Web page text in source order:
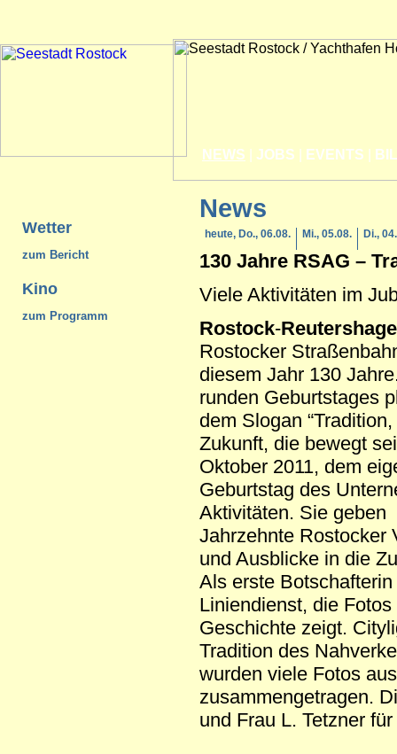
NEWS JOBS EVENTS
Wetter
zum Bericht
Kino
zum Programm
News
heute, Do., 06.08. Mi., 05.08. Di.,
130 Jahre RSAG –
Viele Aktivitäten im
Rostock-
Rostocker
diesem Jahr 130
runden Geburtstages
dem Slogan
Zukunft, die bewegt
Oktober 2011, dem
Geburtstag des
Aktivitäten. Sie geben
Jahrzehnte Rostocker
und Ausblicke in die
Als erste
Liniendienst, die
Geschichte zeigt.
Tradition des
wurden viele Fotos
zusammengetragen.
und Frau L. Tetzner